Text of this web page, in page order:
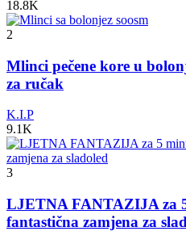
18.8K
2
Mlinci pečene kore u
za ručak
K.I.P
9.1K
3
LJETNA FANTAZIJA za
fantastična zamjena za